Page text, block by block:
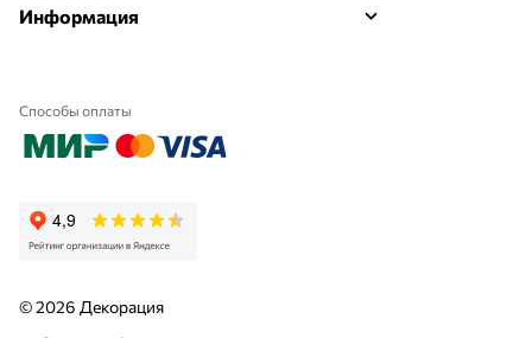
Информация
Способы оплаты
© 2026 Декорация